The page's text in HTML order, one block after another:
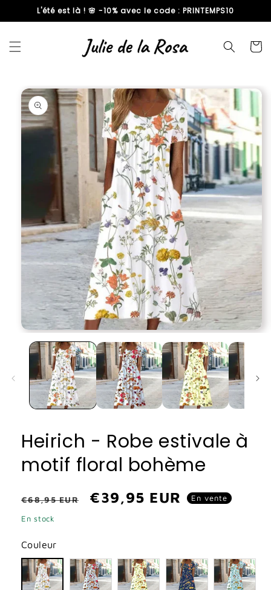
passer
contenu
L'été est là ! 🌸 -10% avec le code : PRINTEMPS10
Panier
Passer aux
informations
produits
Ouvrir
média
une
fenêtre
modale
Heirich - Robe estivale à
motif floral bohème
Prix
habituel
€68,95 EUR
Prix
€39,95 EUR En vente
En stock
Couleur